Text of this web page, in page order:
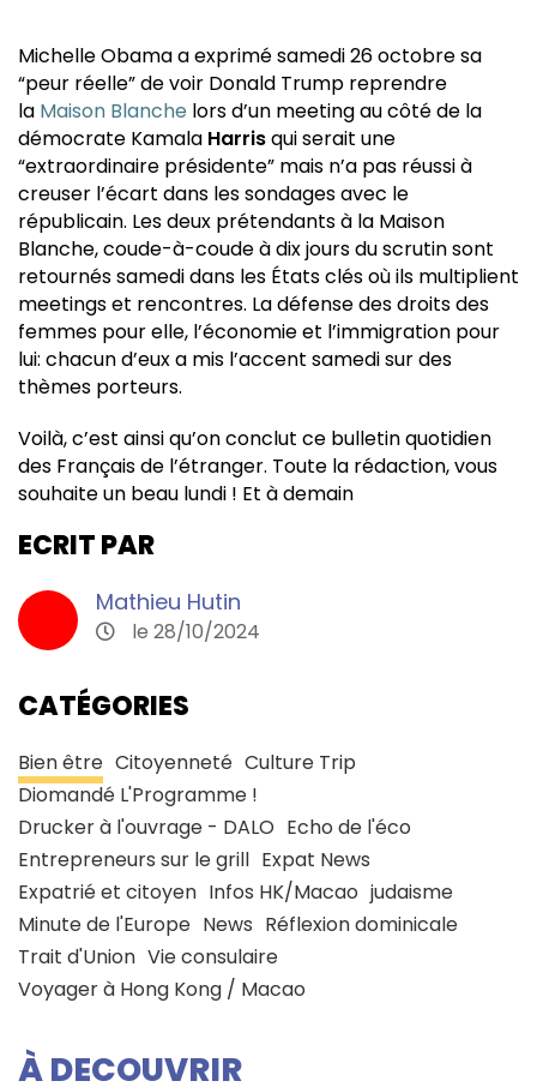
Michelle Obama a exprimé samedi 26 octobre sa
“peur réelle” de voir Donald Trump reprendre
la Maison Blanche lors d’un meeting au côté de la
démocrate Kamala Harrisqui serait une
“extraordinaire présidente” mais n’a pas réussi à
creuser l’écart dans les sondages avec le
républicain. Les deux prétendants à la Maison
Blanche, coude-à-coude à dix jours du scrutin sont
retournés samedi dans les États clés où ils multiplient
meetings et rencontres. La défense des droits des
femmes pour elle, l’économie et l’immigration pour
lui: chacun d’eux a mis l’accent samedi sur des
thèmes porteurs.
Voilà, c’est ainsi qu’on conclut ce bulletin quotidien
des Français de l’étranger. Toute la rédaction, vous
souhaite un beau lundi ! Et à demain
ECRIT PAR
Mathieu Hutin
le 28/10/2024
CATÉGORIES
Bien être Citoyenneté Culture Trip
Diomandé L'Programme !
Drucker à l'ouvrage - DALO Echo de l'éco
Entrepreneurs sur le grill Expat News
Expatrié et citoyen Infos HK/Macao judaisme
Minute de l'Europe News Réflexion dominicale
Trait d'Union Vie consulaire
Voyager à Hong Kong / Macao
À DECOUVRIR